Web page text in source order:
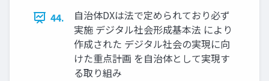
44.
自治体DXは法で定められており必ず
実施 デジタル社会形成基本法 により
作成された デジタル社会の実現に向
けた重点計画 を自治体として実現す
る取り組み